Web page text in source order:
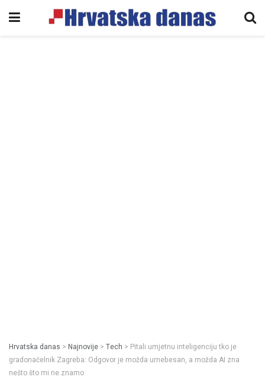
Hrvatska danas > Najnovije > Tech > Pitali umjetnu inteligenciju tko je
gradonačelnik Zagreba: Odgovor je možda urnebesan, a možda AI zna
nešto što mi ne znamo